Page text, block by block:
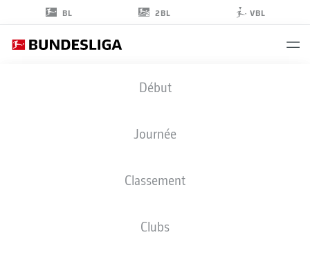
BL 2BL VBL
Début
Journée
Classement
Clubs